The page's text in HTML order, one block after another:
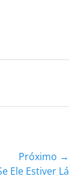
Próximo →
Ele Estiver Lá